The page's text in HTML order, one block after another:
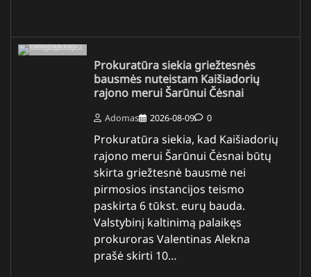
Prokuratūra siekia griežtesnės
bausmės nuteistam Kaišiadorių
rajono merui Šarūnui Čėsnai
Adomas 2026-08-09 0
Prokuratūra siekia, kad Kaišiadorių
rajono merui Šarūnui Čėsnai būtų
skirta griežtesnė bausmė nei
pirmosios instancijos teismo
paskirta 6 tūkst. eurų bauda.
Valstybinį kaltinimą palaikęs
prokuroras Valentinas Alekna
prašė skirti 10…